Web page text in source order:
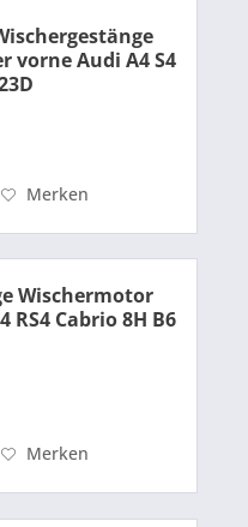
vorne Audi A4 S4
Merken
Wischermotor
RS4 Cabrio 8H B6
Merken